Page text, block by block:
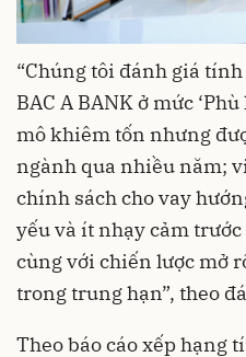
“Chúng tôi đánh giá
BAC A BANK ở mức
mô khiêm tốn nhưng
ngành qua nhiều năm;
chính sách cho vay
yếu và ít nhạy cảm
cùng với chiến lược mở
trong trung hạn”, theo
Theo báo cáo xếp hạng